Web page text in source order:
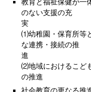
のない支援の充
⑴幼稚園・保育所等
な連携・接続の推
⑵地域におけるこど
の推進
社会教育の更なる推